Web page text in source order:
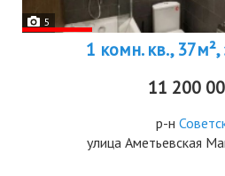
5
1 комн. кв.,
11 200
р-н
улица Аметьевская